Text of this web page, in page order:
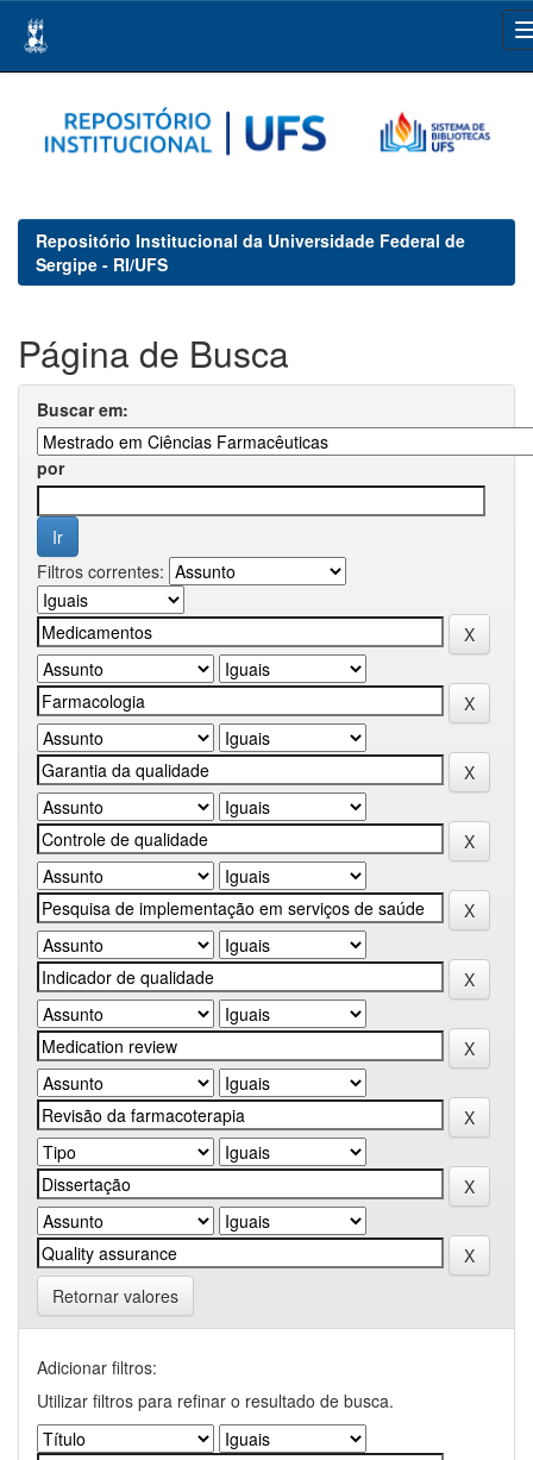
navigation
Repositório Institucional da Universidade Federal de
Sergipe - RI/UFS
Página de Busca
Buscar em:
por
Filtros correntes:
Retornar valores
Adicionar filtros:
Utilizar filtros para refinar o resultado de busca.